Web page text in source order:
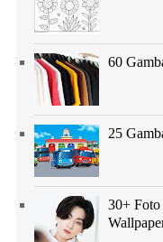
60
25
30+